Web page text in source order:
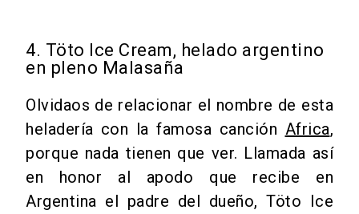
4. Töto Ice Cream, helado argentino
en pleno Malasaña
Olvidaos de relacionar el nombre de esta
heladería con la famosa canción Africa,
porque nada tienen que ver. Llamada así
en honor al apodo que recibe en
Argentina el padre del dueño, Töto Ice